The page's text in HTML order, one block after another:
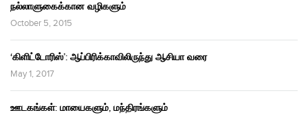
நல்லாளுகைக்கான வழிகளும்
October 5, 2015
‘கிளிட்டோரிஸ்’: ஆப்பிரிக்காவிலிருந்து ஆசியா வரை
May 1, 2017
ஊடகங்கள்: மாயைகளும், மந்திரங்களும்